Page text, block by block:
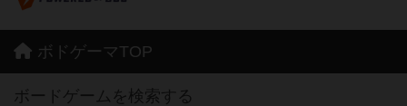
ボドゲーマTOP
ボードゲームを検索する